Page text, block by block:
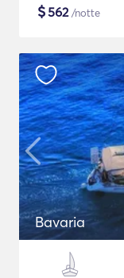
$562/notte
Bavaria